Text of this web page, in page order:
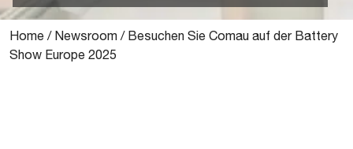
Home / Newsroom / Besuchen Sie Comau auf der Battery
Show Europe 2025